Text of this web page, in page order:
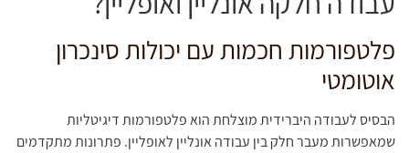
פלטפורמות חכמות עם יכולות סינכרון
אוטומטי
הבסיס לעבודה היברידית מוצלחת הוא פלטפורמות דיגיטליות
שמאפשרות מעבר חלק בין עבודה אונליין לאופליין. פתרונות מתקדמים